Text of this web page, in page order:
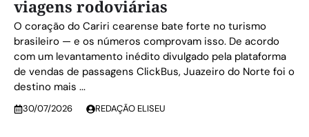
viagens rodoviárias
O coração do Cariri cearense bate forte no turismo
brasileiro — e os números comprovam isso. De acordo
com um levantamento inédito divulgado pela plataforma
de vendas de passagens ClickBus, Juazeiro do Norte foi o
destino mais ...
30/07/2026 REDAÇÃO ELISEU